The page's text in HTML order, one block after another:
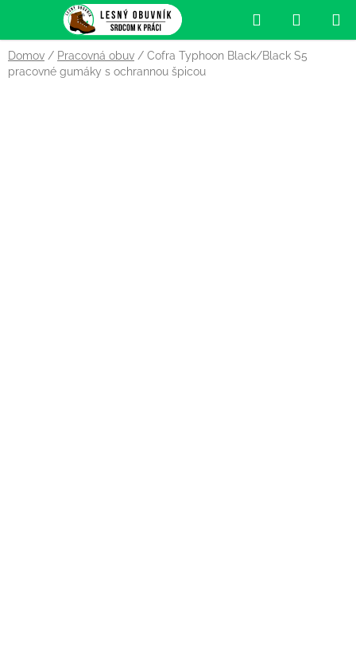
obsah
Hľadať
KOŠÍK
Domov / Pracovná obuv / Cofra Typhoon Black/Black S5
pracovné gumáky s ochrannou špicou